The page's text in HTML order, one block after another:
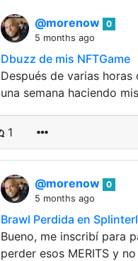
@morenow 0
5 months ago
Dbuzz de mis NFTGame
Después de varias
una semana haciendo
1
@morenow 0
5 months ago
Brawl Perdida en
Bueno, me inscribí para
perder esos MERITS y